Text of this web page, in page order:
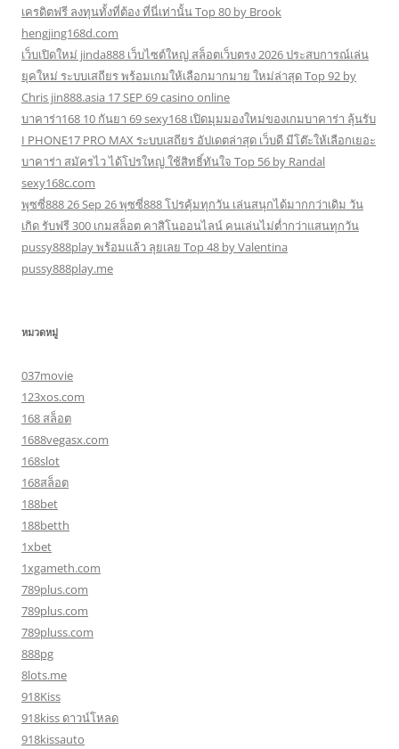
เครดิตฟรี ลงทุนทั้งที่ต้อง ที่นี่เท่านั้น Top 80 by Brook
hengjing168d.com
เว็บเปิดใหม่ jinda888 เว็บไซต์ใหญ่ สล็อตเว็บตรง 2026 ประสบการณ์เล่น
ยุคใหม่ ระบบเสถียร พร้อมเกมให้เลือกมากมาย ใหม่ล่าสุด Top 92 by
Chris jin888.asia 17 SEP 69 casino online
บาคาร่า168 10 กันยา 69 sexy168 เปิดมุมมองใหม่ของเกมบาคาร่า ลุ้นรับ
I PHONE17 PRO MAX ระบบเสถียร อัปเดตล่าสุด เว็บดี มีโต๊ะให้เลือกเยอะ
บาคาร่า สมัครไว ได้โปรใหญ่ ใช้สิทธิ์ทันใจ Top 56 by Randal
sexy168c.com
พุซซี่888 26 Sep 26 พุซซี่888 โปรคุ้มทุกวัน เล่นสนุกได้มากกว่าเดิม วัน
เกิด รับฟรี 300 เกมสล็อต คาสิโนออนไลน์ คนเล่นไม่ต่ำกว่าแสนทุกวัน
pussy888play พร้อมแล้ว ลุยเลย Top 48 by Valentina
pussy888play.me
หมวดหมู่
037movie
123xos.com
168 สล็อต
1688vegasx.com
168slot
168สล็อต
188bet
188betth
1xbet
1xgameth.com
789plus.com
789plus.com
789pluss.com
888pg
8lots.me
918Kiss
918kiss ดาวน์โหลด
918kissauto